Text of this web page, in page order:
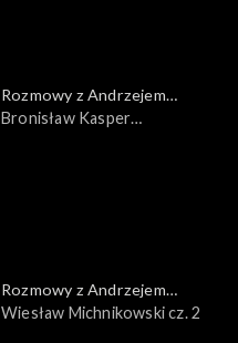
Rozmowy z Andrzejem
Doboszem
Bronisław Kasper
Rozmowy z Andrzejem
Doboszem
Wiesław Michnikowski cz. 2